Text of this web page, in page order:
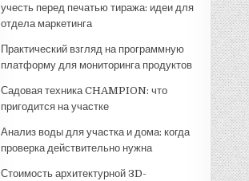
учесть перед печатью тиража: идеи для
отдела маркетинга
Практический взгляд на программную
платформу для мониторинга продуктов
Садовая техника CHAMPION: что
пригодится на участке
Анализ воды для участка и дома: когда
проверка действительно нужна
Стоимость архитектурной 3D-